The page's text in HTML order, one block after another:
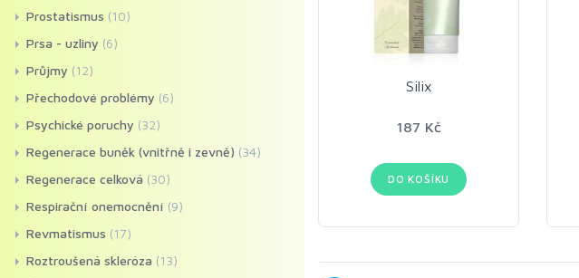
Silix
187 Kč
DO KOŠÍKU
Prostatismus (10)
Prsa - uzliny (6)
Průjmy (12)
Přechodové problémy (6)
Psychické poruchy (32)
Regenerace buněk (vnitřně i zevně) (34)
Regenerace celková (30)
Respirační onemocnění (9)
Revmatismus (17)
Roztroušená skleróza (13)